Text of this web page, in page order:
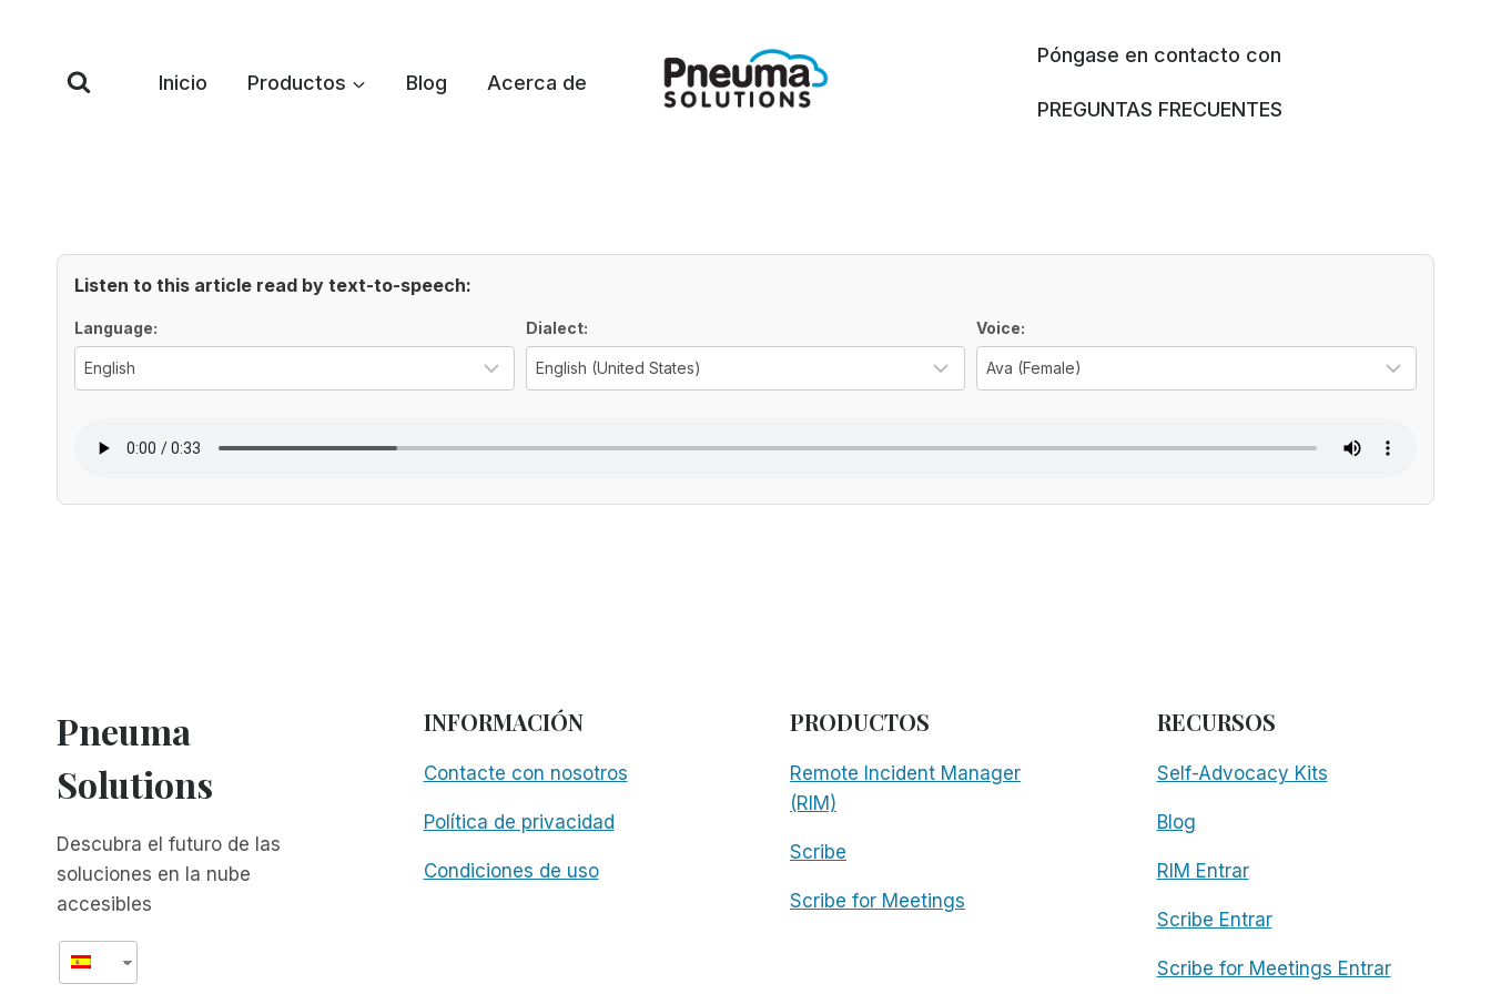
Contenido
Inicio Productos Blog Acerca de
Póngase en contacto con
PREGUNTAS FRECUENTES
Listen to this article read by text-to-speech:
Voice Options
Language:
Select the language for the TTS voice
Dialect:
Select the regional dialect
Voice:
Pneuma
Solutions
Descubra el futuro de las
soluciones en la nube
accesibles
INFORMACIÓN
Contacte con nosotros
Política de privacidad
Condiciones de uso
PRODUCTOS
Remote Incident Manager
(RIM)
Scribe
Scribe for Meetings
RECURSOS
Self-Advocacy Kits
Blog
RIM Entrar
Scribe Entrar
Scribe for Meetings Entrar